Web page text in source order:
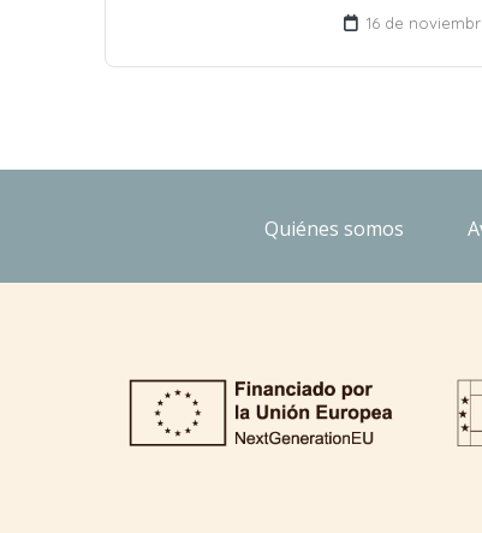
16 de
Quiénes somos